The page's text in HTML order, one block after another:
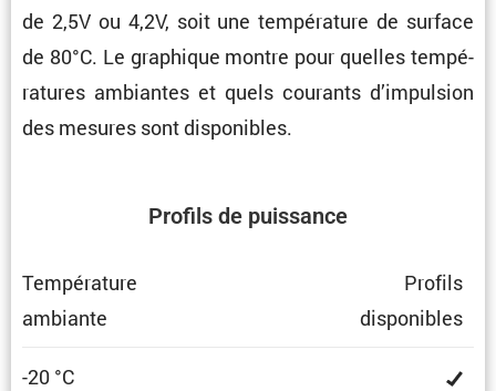
de 2,5V ou 4,2V, soit une tempé­ra­ture de surface
de 80°C. Le graphique montre pour quelles tempé­
ra­tures ambiantes et quels courants d’impul­sion
des mesures sont disponibles.
Profils de puissance
Tempé­ra­ture
ambiante
Profils
dispo­nibles
-20 °C